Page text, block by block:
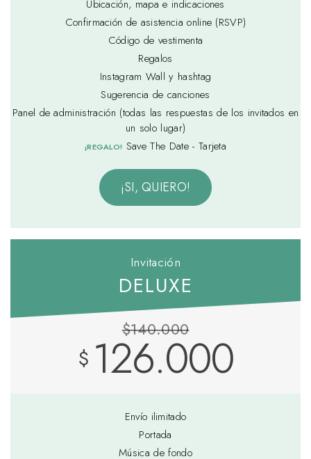
Ubicación, mapa e indicaciones
Confirmación de asistencia online (RSVP)
Código de vestimenta
Regalos
Instagram Wall y hashtag
Sugerencia de canciones
Panel de administración (todas las respuestas de los invitados en
un solo lugar)
¡REGALO! Save The Date - Tarjeta
¡SI, QUIERO!
Invitación
DELUXE
$140.000
$ 126.000
Envío ilimitado
Portada
Música de fondo